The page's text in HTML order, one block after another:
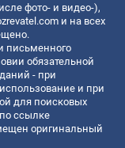
фото- и видео-),
и на всех
письменного
обязательной
- при
и при
для поисковых
ссылке
оригинальный